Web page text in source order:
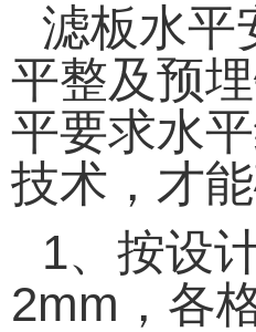
滤板水平
平整及预
平要求水
技术，才
1、按设
2mm ，各